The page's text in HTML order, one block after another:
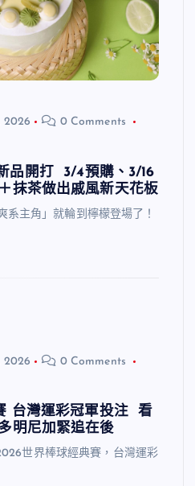
2026
0 Comments
品開打 3/4預購、3/16
抹茶做出戚風新天花板
系主角」就輪到檸檬登場了！
2026
0 Comments
台灣運彩冠軍投注 看
明尼加緊追在後
世界棒球經典賽，台灣運彩